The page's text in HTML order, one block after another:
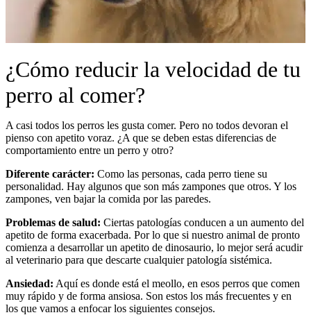
¿Cómo reducir la velocidad de tu
perro al comer?
A casi todos los perros les gusta comer. Pero no todos devoran el
pienso con apetito voraz. ¿A que se deben estas diferencias de
comportamiento entre un perro y otro?
Diferente carácter: Como las personas, cada perro tiene su
personalidad. Hay algunos que son más zampones que otros. Y los
zampones, ven bajar la comida por las paredes.
Problemas de salud: Ciertas patologías conducen a un aumento del
apetito de forma exacerbada. Por lo que si nuestro animal de pronto
comienza a desarrollar un apetito de dinosaurio, lo mejor será acudir
al veterinario para que descarte cualquier patología sistémica.
Ansiedad: Aquí es donde está el meollo, en esos perros que comen
muy rápido y de forma ansiosa. Son estos los más frecuentes y en
los que vamos a enfocar los siguientes consejos.